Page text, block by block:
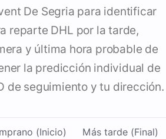
De Segria para identificar
reparte DHL por la tarde,
y última hora probable de
la predicción individual de
de seguimiento y tu dirección.
(Inicio) Más tarde (Final)